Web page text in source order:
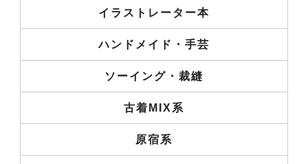
イラストレーター本
ハンドメイド・手芸
ソーイング・裁縫
古着MIX系
原宿系